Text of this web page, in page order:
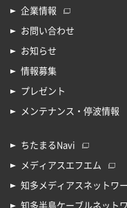
企業情報
お問い合わせ
お知らせ
情報募集
プレゼント
メンテナンス・停波情報
ちたまるNavi
メディアスエフエム
知多メディアスネットワ
知多半島ケーブルネット